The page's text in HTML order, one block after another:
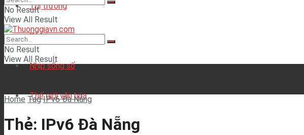
Thị trường
Xã hội
Nhịp sống số
Thế giới văn hóa
No Result
View All Result
No Result
View All Result
Home Tag IPv6 Đà Nẵng
Thẻ: IPv6 Đà Nẵng